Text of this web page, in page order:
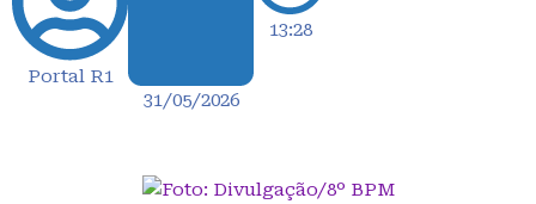
Portal R1
31/05/2026
13:28